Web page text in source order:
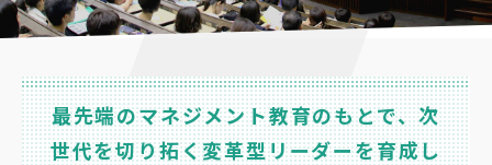
最先端のマネジメント教育のもとで、次
世代を切り拓く変革型リーダーを育成し